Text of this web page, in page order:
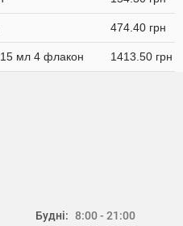
474.40 грн
15 мл 4 флакон 1413.50 грн
Будні: 8:00 - 21:00